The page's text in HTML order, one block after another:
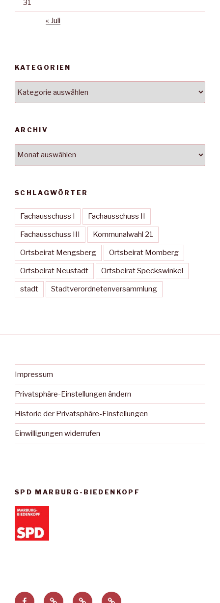
31
« Juli
KATEGORIEN
ARCHIV
SCHLAGWÖRTER
Fachausschuss I Fachausschuss II
Fachausschuss III Kommunalwahl 21
Ortsbeirat Mengsberg Ortsbeirat Momberg
Ortsbeirat Neustadt Ortsbeirat Speckswinkel
stadt Stadtverordnetenversammlung
Impressum
Privatsphäre-Einstellungen ändern
Historie der Privatsphäre-Einstellungen
Einwilligungen widerrufen
SPD MARBURG-BIEDENKOPF
FacebookPrivatsphäre-
HistorieEinwilligungen